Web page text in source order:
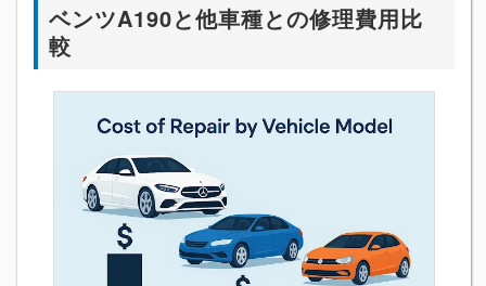
ベンツA190と他車種との修理費用比
較